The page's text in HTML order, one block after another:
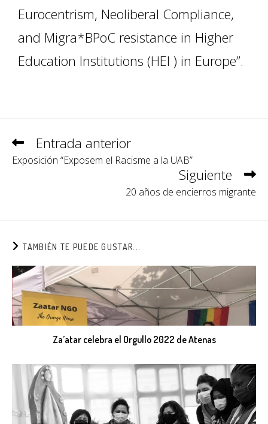
Eurocentrism, Neoliberal Compliance,
and Migra*BPoC resistance in Higher
Education Institutions (HEI ) in Europe”.
Entrada anterior
Exposición “Exposem el Racisme a la UAB”
Siguiente
20 años de encierros migrante
TAMBIÉN TE PUEDE GUSTAR...
Za’atar celebra el Orgullo 2022 de Atenas